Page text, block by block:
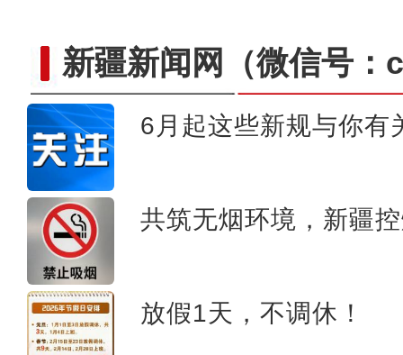
新疆新闻网 （微信号
6月起这些新规与你有
共筑无烟环境，新疆
放假1天，不调休！
大美边疆看我家丨新疆喀什：走